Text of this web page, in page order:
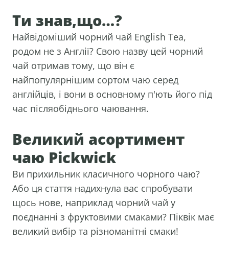
Ти знав,що…?
Найвідоміший чорний чай English Tea,
родом не з Англії? Свою назву цей чорний
чай отримав тому, що він є
найпопулярнішим сортом чаю серед
англійців, і вони в основному п'ють його під
час післяобіднього чаювання.
Великий асортимент
чаю Pickwick
Ви прихильник класичного чорного чаю?
Або ця стаття надихнула вас спробувати
щось нове, наприклад чорний чай у
поєднанні з фруктовими смаками? Піквік має
великий вибір та різноманітні смаки!